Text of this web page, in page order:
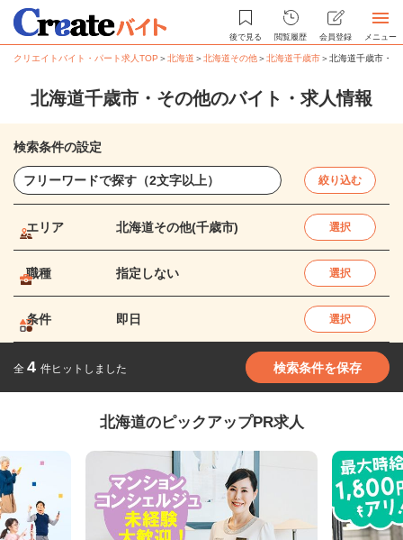
後で見る 閲覧履歴 会員登録 メニュー
クリエイトバイト・パート求人TOP ＞北海道 ＞北海道その他＞北海道千歳市＞北海道千歳市・
北海道千歳市・その他のバイト・求人情報
検索条件の設定
絞り込む
エリア 北海道その他(千歳市) 選択
職種 指定しない 選択
条件 即日 選択
全 4 件ヒットしました 検索条件を保存
北海道のピックアップPR求人